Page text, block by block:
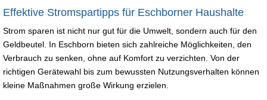
Effektive Stromspartipps für Eschborner Haushalte
Strom sparen ist nicht nur gut für die Umwelt, sondern auch für den
Geldbeutel. In Eschborn bieten sich zahlreiche Möglichkeiten, den
Verbrauch zu senken, ohne auf Komfort zu verzichten. Von der
richtigen Gerätewahl bis zum bewussten Nutzungsverhalten können
kleine Maßnahmen große Wirkung erzielen.